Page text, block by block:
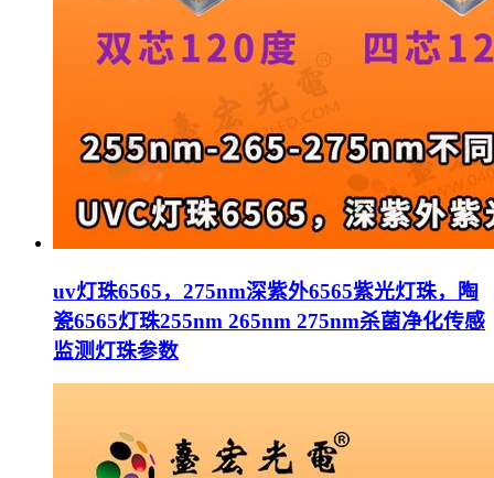
uv灯珠6565，275nm深紫外6565紫光灯珠，陶
瓷6565灯珠255nm 265nm 275nm杀菌净化传感
监测灯珠参数